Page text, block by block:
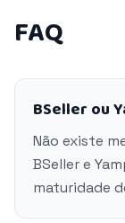
FAQ
BSeller ou
Não existe
BSeller e
maturidade